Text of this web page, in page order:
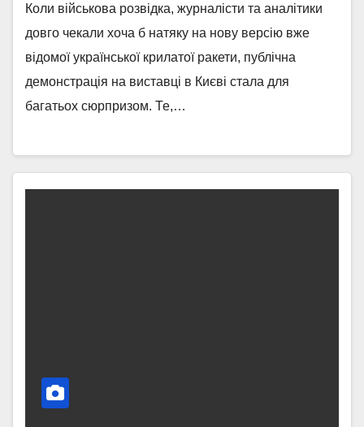
Коли військова розвідка, журналісти та аналітики
довго чекали хоча б натяку на нову версію вже
відомої української крилатої ракети, публічна
демонстрація на виставці в Києві стала для
багатьох сюрпризом. Те,…